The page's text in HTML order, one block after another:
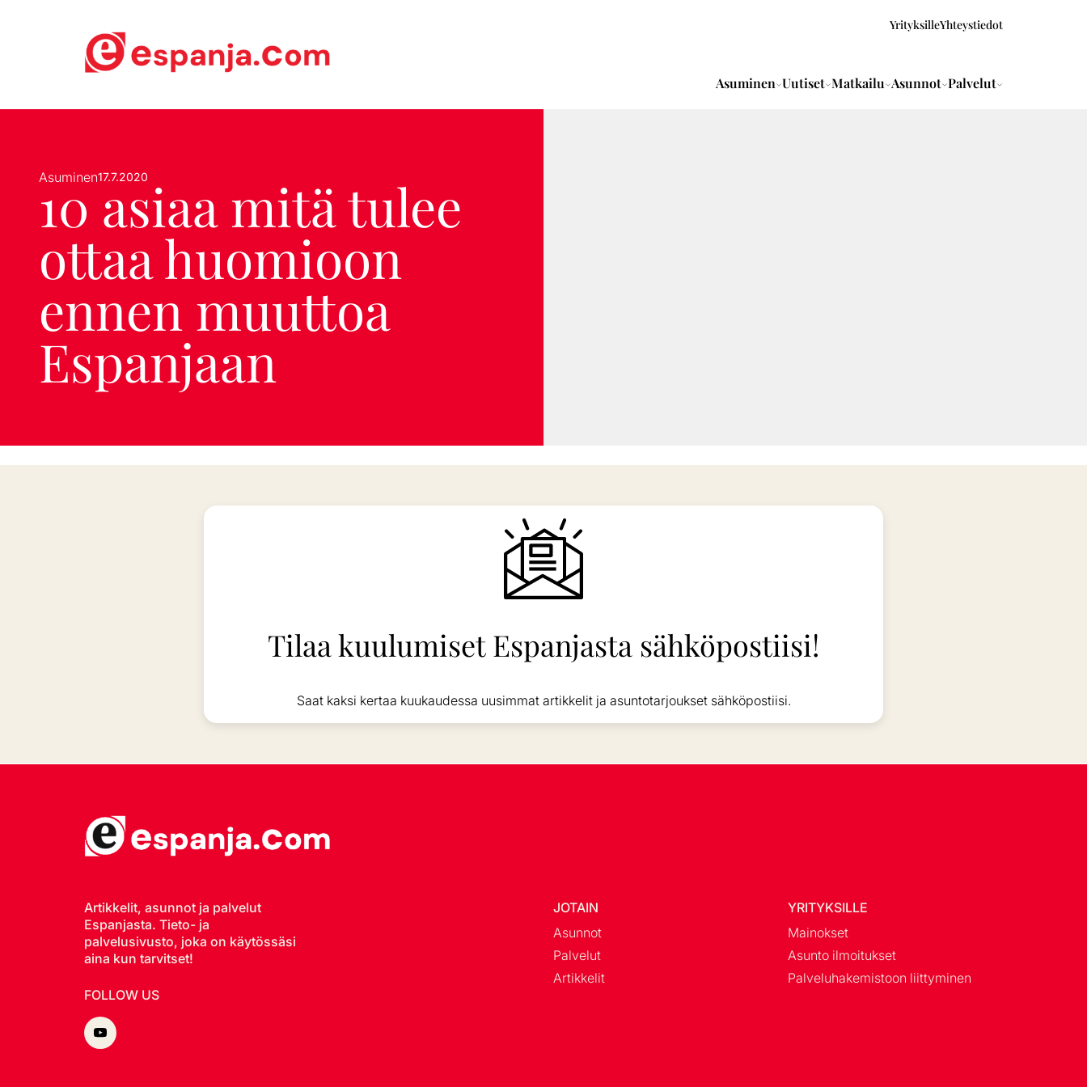
YrityksilleYhteystiedot
Asuminen Uutiset Matkailu Asunnot Palvelut
Asuminen17.7.2020
10 asiaa mitä tulee
ottaa huomioon
ennen muuttoa
Espanjaan
Tilaa kuulumiset Espanjasta sähköpostiisi!
Saat kaksi kertaa kuukaudessa uusimmat artikkelit ja asuntotarjoukset sähköpostiisi.
Artikkelit, asunnot ja palvelut
Espanjasta. Tieto- ja
palvelusivusto, joka on käytössäsi
aina kun tarvitset!
FOLLOW US
JOTAIN
Asunnot
Palvelut
Artikkelit
YRITYKSILLE
Mainokset
Asunto ilmoitukset
Palveluhakemistoon liittyminen